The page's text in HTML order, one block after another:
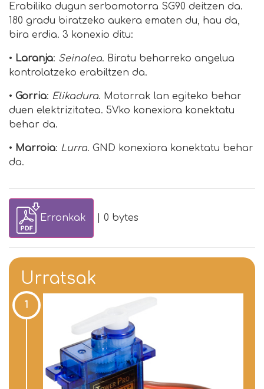
Erabiliko dugun serbomotorra SG90 deitzen da.
180 gradu biratzeko aukera ematen du, hau da,
bira erdia. 3 konexio ditu:
• Laranja: Seinalea. Biratu beharreko angelua
kontrolatzeko erabiltzen da.
• Gorria: Elikadura. Motorrak lan egiteko behar
duen elektrizitatea. 5Vko konexiora konektatu
behar da.
• Marroia: Lurra. GND konexiora konektatu behar
da.
Erronkak | 0 bytes
Urratsak
1